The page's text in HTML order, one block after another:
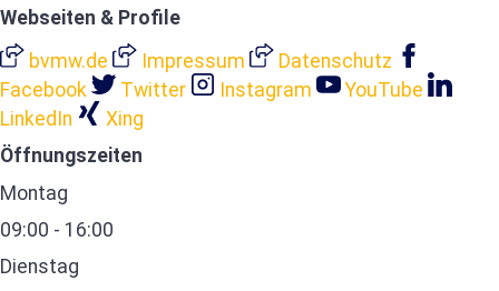
Webseiten & Profile
bvmw.de
Impressum
Datenschutz
Facebook
Twitter Instagram
YouTube
LinkedIn
Xing
Öffnungszeiten
Montag
09:00 - 16:00
Dienstag